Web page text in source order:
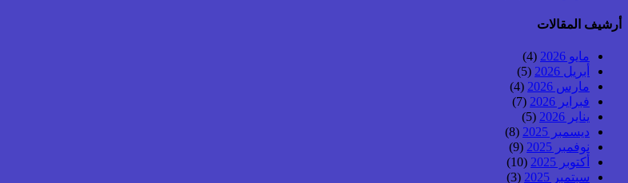
أرشيف المقالات
مايو 2026
(4)
أبريل 2026
(5)
مارس 2026
(4)
فبراير 2026
(7)
يناير 2026
(5)
ديسمبر 2025
(8)
نوفمبر 2025
(9)
أكتوبر 2025
(10)
سبتمبر 2025
(3)